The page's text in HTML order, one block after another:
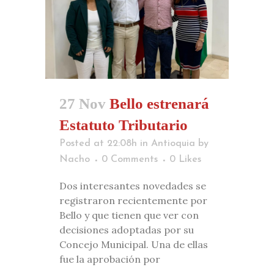
27 Nov Bello estrenará
Estatuto Tributario
Posted at 22:08h in Antioquia by
Nacho
0 Comments 0 Likes
Dos interesantes novedades se
registraron recientemente por
Bello y que tienen que ver con
decisiones adoptadas por su
Concejo Municipal. Una de ellas
fue la aprobación por